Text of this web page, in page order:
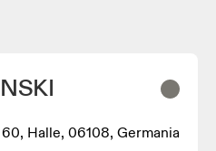
Halle, 06108, Germania